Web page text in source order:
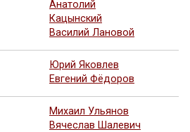
Анатолий
Кацынский
Василий Лановой
Юрий Яковлев
Евгений Фёдоров
Михаил Ульянов
Вячеслав Шалевич